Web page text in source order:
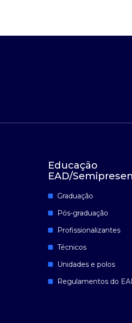
Educação
EAD/
Graduação
Pós-graduação
Profissionalizantes
Técnicos
Unidades e polos
Regulamentos do